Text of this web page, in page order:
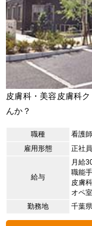
皮膚科・美容皮膚科
んか？
職種
看護
雇用形態
正社員
給与
月給
職能
皮膚
オペ
勤務地
千葉